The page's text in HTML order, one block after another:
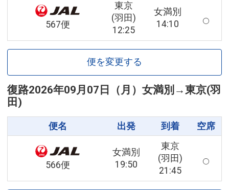
567便
東京
(羽田)
12:25
女満別
14:10
便を変更する
復路2026年09月07日（月） 女満別 →東京(羽
田)
便名 出発 到着 空席
566便
女満別
19:50
東京
(羽田)
21:45